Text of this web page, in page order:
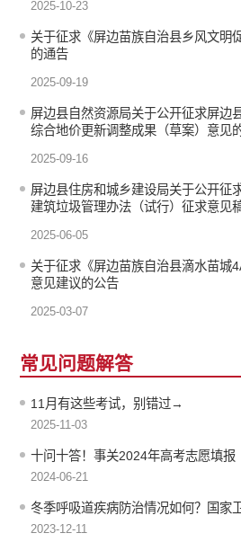
2025-10-23
关于征求《屏边苗族自治县乡风文明
的通告
2025-09-19
屏边县自然资源局关于公开征求屏边
综合地价更新调整成果（草案）意见
2025-09-16
屏边县住房和城乡建设局关于公开征
建筑垃圾管理办法（试行）征求意见
2025-06-05
关于征求《屏边苗族自治县滴水苗城
意见建议的公告
2025-03-07
常见问题解答
11月有这些考试，别错过→
2025-11-03
十问十答！事关2024年高考志愿填报
2024-06-21
冬季呼吸道疾病防治情况如何？国家
2023-12-11